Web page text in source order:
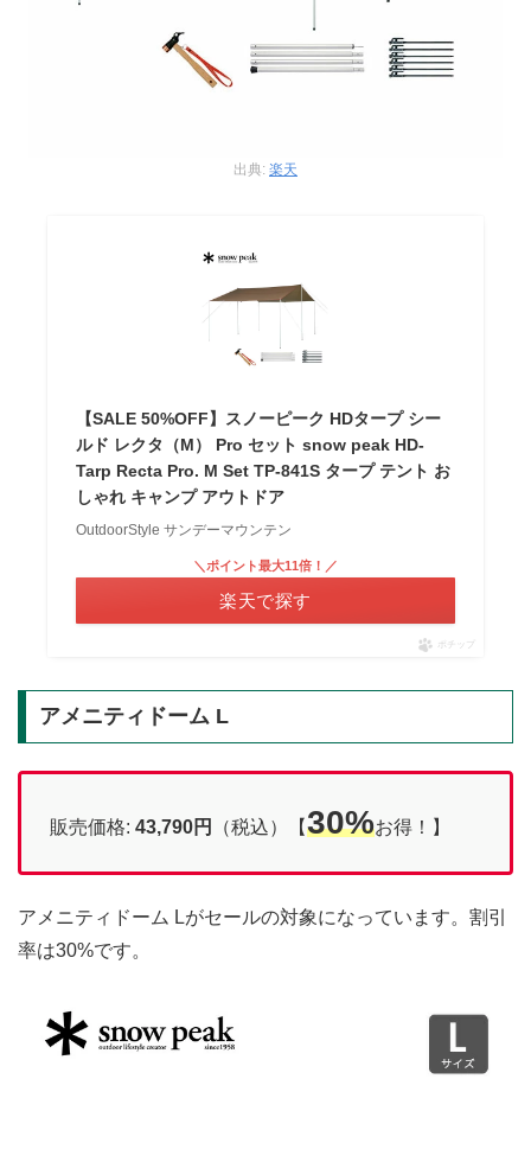
出典: 楽天
【SALE 50%OFF】スノーピーク HDタープ シー
ルド レクタ（M） Pro セット snow peak HD-
Tarp Recta Pro. M Set TP-841S タープ テント お
しゃれ キャンプ アウトドア
OutdoorStyle サンデーマウンテン
＼ポイント最大11倍！／
楽天で探す
ポチップ
アメニティドーム L
販売価格: 43,790円 （税込）【30%お得！】
アメニティドーム Lがセールの対象になっています。割引
率は30%です。